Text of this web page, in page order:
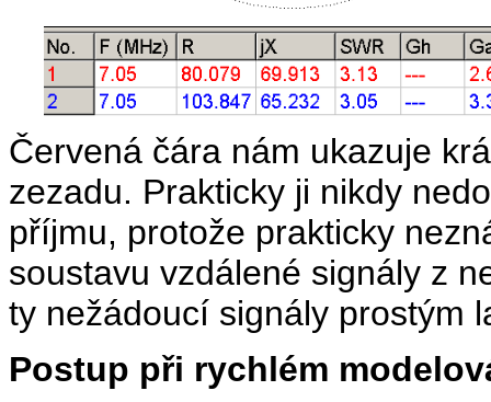
Červená čára nám ukazuje
zezadu. Prakticky ji nikdy
příjmu, protože prakticky
soustavu vzdálené signály z
ty nežádoucí signály prostým
Postup při rychlém